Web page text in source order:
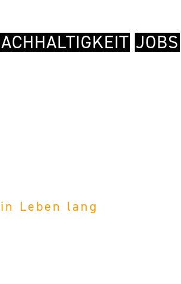
JOBS
Leben lang